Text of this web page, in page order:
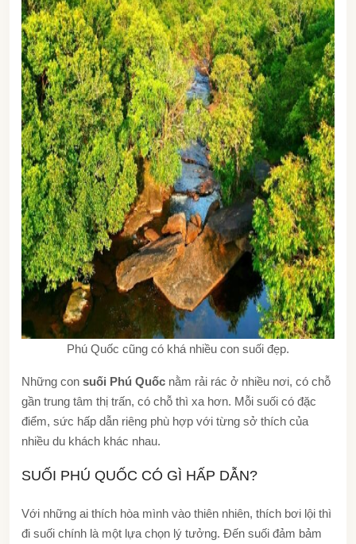
Phú Quốc cũng có khá nhiều con suối đẹp.
Những con suối Phú Quốc nằm rải rác ở nhiều nơi, có chỗ
gần trung tâm thị trấn, có chỗ thì xa hơn. Mỗi suối có đặc
điểm, sức hấp dẫn riêng phù hợp với từng sở thích của
nhiều du khách khác nhau.
SUỐI PHÚ QUỐC CÓ GÌ HẤP DẪN?
Với những ai thích hòa mình vào thiên nhiên, thích bơi lội thì
đi suối chính là một lựa chọn lý tưởng. Đến suối đảm bảm